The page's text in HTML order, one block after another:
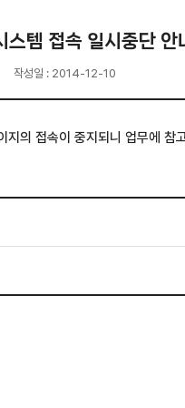
스템 접속 일시중단
작성일 : 2014-12-10
지의 접속이 중지되니 업무